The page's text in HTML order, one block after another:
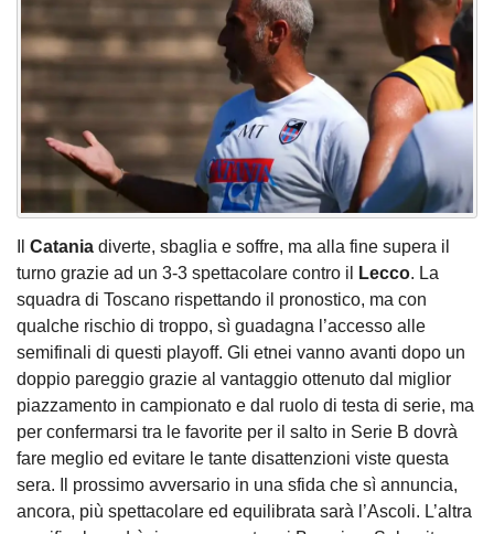
Catania diverte, sbaglia e soffre, ma alla fine supera il
turno grazie ad un 3-3 spettacolare contro il
Lecco. La
squadra di Toscano rispettando il pronostico, ma con
qualche rischio di troppo, sì guadagna l’accesso alle
semifinali di questi playoff. Gli etnei vanno avanti dopo un
doppio pareggio grazie al vantaggio ottenuto dal miglior
piazzamento in campionato e dal ruolo di testa di serie, ma
per confermarsi tra le favorite per il salto in Serie B dovrà
fare meglio ed evitare le tante disattenzioni viste questa
sera. Il prossimo avversario in una sfida che sì annuncia,
ancora, più spettacolare ed equilibrata sarà l’Ascoli. L’altra